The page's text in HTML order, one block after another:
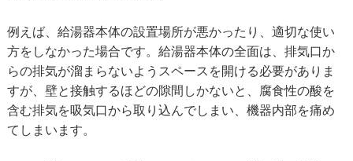
例えば、給湯器本体の設置場所が悪かったり、適切な使い
方をしなかった場合です。給湯器本体の全面は、排気口か
らの排気が溜まらないようスペースを開ける必要がありま
すが、壁と接触するほどの隙間しかないと、腐食性の酸を
含む排気を吸気口から取り込んでしまい、機器内部を痛め
てしまいます。